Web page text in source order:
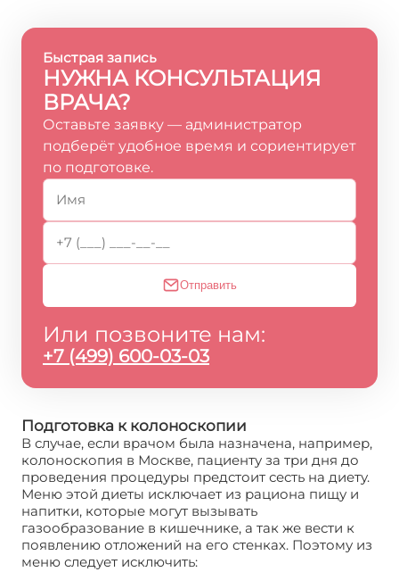
Быстрая запись
НУЖНА КОНСУЛЬТАЦИЯ
ВРАЧА?
Оставьте заявку — администратор
подберёт удобное время и сориентирует
по подготовке.
Отправить
Или позвоните нам:
+7 (499) 600-03-03
Подготовка к колоноскопии
В случае, если врачом была назначена, например,
колоноскопия в Москве, пациенту за три дня до
проведения процедуры предстоит сесть на диету.
Меню этой диеты исключает из рациона пищу и
напитки, которые могут вызывать
газообразование в кишечнике, а так же вести к
появлению отложений на его стенках. Поэтому из
меню следует исключить: